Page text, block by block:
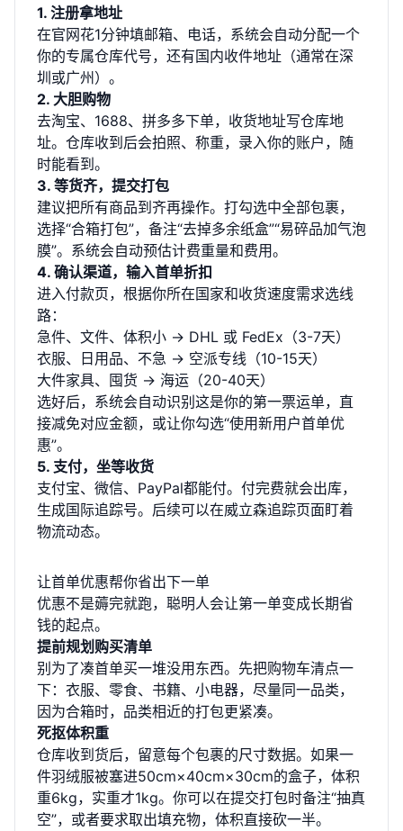
1. 注册拿地址
在官网花1分钟填邮箱、电话，系统会自动分配一个
你的专属仓库代号，还有国内收件地址（通常在深
圳或广州）。
2. 大胆购物
去淘宝、1688、拼多多下单，收货地址写仓库地
址。仓库收到后会拍照、称重，录入你的账户，随
时能看到。
3. 等货齐，提交打包
建议把所有商品到齐再操作。打勾选中全部包裹，
选择“合箱打包”，备注“去掉多余纸盒”“易碎品加气泡
膜”。系统会自动预估计费重量和费用。
4. 确认渠道，输入首单折扣
进入付款页，根据你所在国家和收货速度需求选线
路：
急件、文件、体积小 → DHL 或 FedEx（3-7天）
衣服、日用品、不急 → 空派专线（10-15天）
大件家具、囤货 → 海运（20-40天）
选好后，系统会自动识别这是你的第一票运单，直
接减免对应金额，或让你勾选“使用新用户首单优
惠”。
5. 支付，坐等收货
支付宝、微信、PayPal都能付。付完费就会出库，
生成国际追踪号。后续可以在威立森追踪页面盯着
物流动态。
让首单优惠帮你省出下一单
优惠不是薅完就跑，聪明人会让第一单变成长期省
钱的起点。
提前规划购买清单
别为了凑首单买一堆没用东西。先把购物车清点一
下：衣服、零食、书籍、小电器，尽量同一品类，
因为合箱时，品类相近的打包更紧凑。
死抠体积重
仓库收到货后，留意每个包裹的尺寸数据。如果一
件羽绒服被塞进50cm×40cm×30cm的盒子，体积
重6kg，实重才1kg。你可以在提交打包时备注“抽真
空”，或者要求取出填充物，体积直接砍一半。